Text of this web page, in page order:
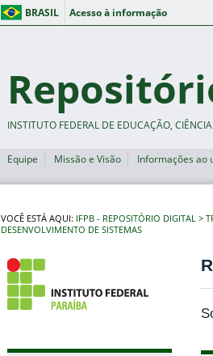
BRASIL Acesso à informação
INSTITUTO FEDERAL DE EDUCAÇÃO,
Equipe Missão e Visão Informações ao
VOCÊ ESTÁ AQUI: IFPB - REPOSITÓRIO DIGITAL
DESENVOLVIMENTO DE SISTEMAS